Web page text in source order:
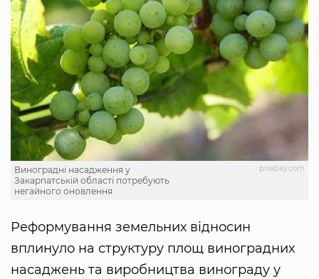
pixabay.com
Виноградні насадження у
Закарпатській області потребують
негайного оновлення
Реформування земельних відносин
вплинуло на структуру площ виноградних
насаджень та виробництва винограду у